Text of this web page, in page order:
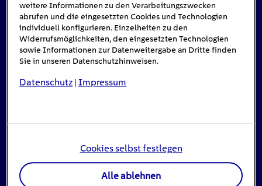
weitere Informationen zu den Verarbeitungszwecken
abrufen und die eingesetzten Cookies und Technologien
individuell konfigurieren. Einzelheiten zu den
Widerrufsmöglichkeiten, den eingesetzten Technologien
sowie Informationen zur Datenweitergabe an Dritte finden
Sie in unseren Datenschutzhinweisen.
Datenschutz |Impressum
Cookies selbst festlegen
Alle ablehnen